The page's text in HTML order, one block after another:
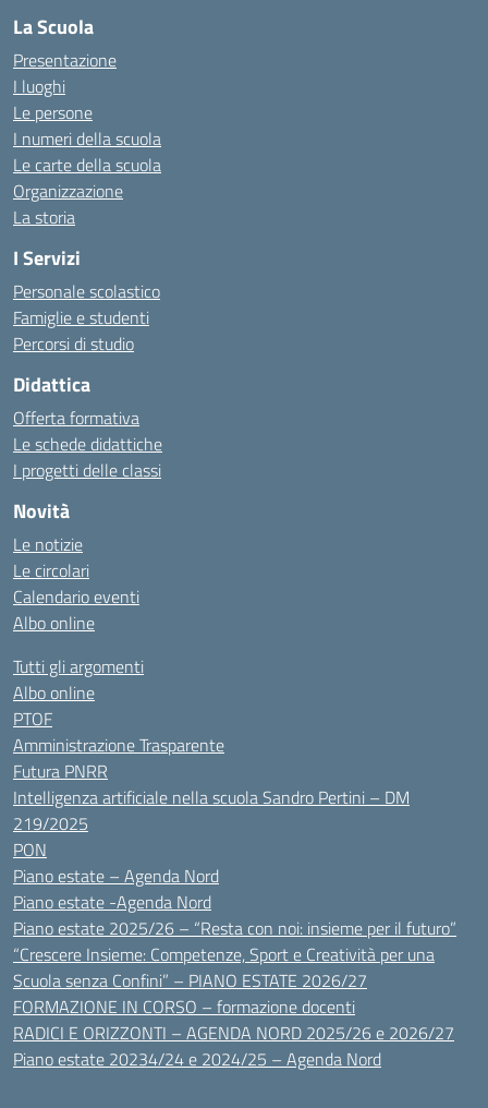
La Scuola
Presentazione
I luoghi
Le persone
I numeri della scuola
Le carte della scuola
Organizzazione
La storia
I Servizi
Personale scolastico
Famiglie e studenti
Percorsi di studio
Didattica
Offerta formativa
Le schede didattiche
I progetti delle classi
Novità
Le notizie
Le circolari
Calendario eventi
Albo online
Tutti gli argomenti
Albo online
PTOF
Amministrazione Trasparente
Futura PNRR
Intelligenza artificiale nella scuola Sandro Pertini – DM
219/2025
PON
Piano estate – Agenda Nord
Piano estate -Agenda Nord
Piano estate 2025/26 – “Resta con noi: insieme per il futuro”
“Crescere Insieme: Competenze, Sport e Creatività per una
Scuola senza Confini” – PIANO ESTATE 2026/27
FORMAZIONE IN CORSO – formazione docenti
RADICI E ORIZZONTI – AGENDA NORD 2025/26 e 2026/27
Piano estate 20234/24 e 2024/25 – Agenda Nord